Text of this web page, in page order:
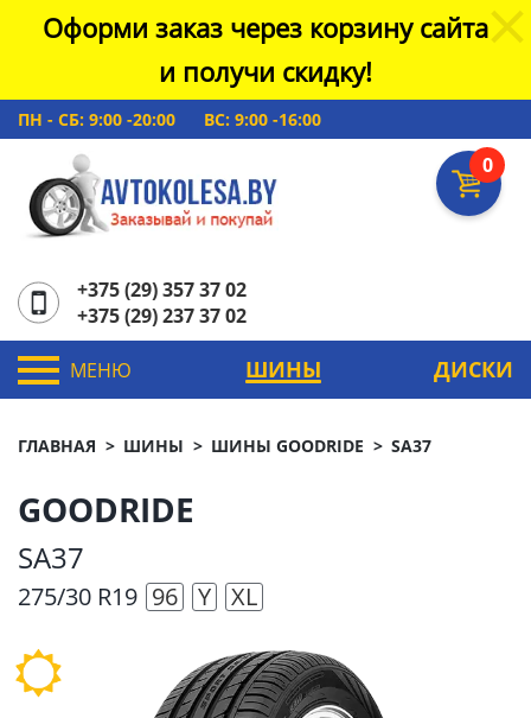
Оформи заказ через корзину сайта
и получи скидку!
ПН - СБ: 9:00 -20:00 ВС: 9:00 -16:00
0
+375 (29) 357 37 02
+375 (29) 237 37 02
МЕНЮ ШИНЫ ДИСКИ
ГЛАВНАЯ ШИНЫ ШИНЫ GOODRIDE SA37
GOODRIDE
SA37
275/30 R19 96 Y XL